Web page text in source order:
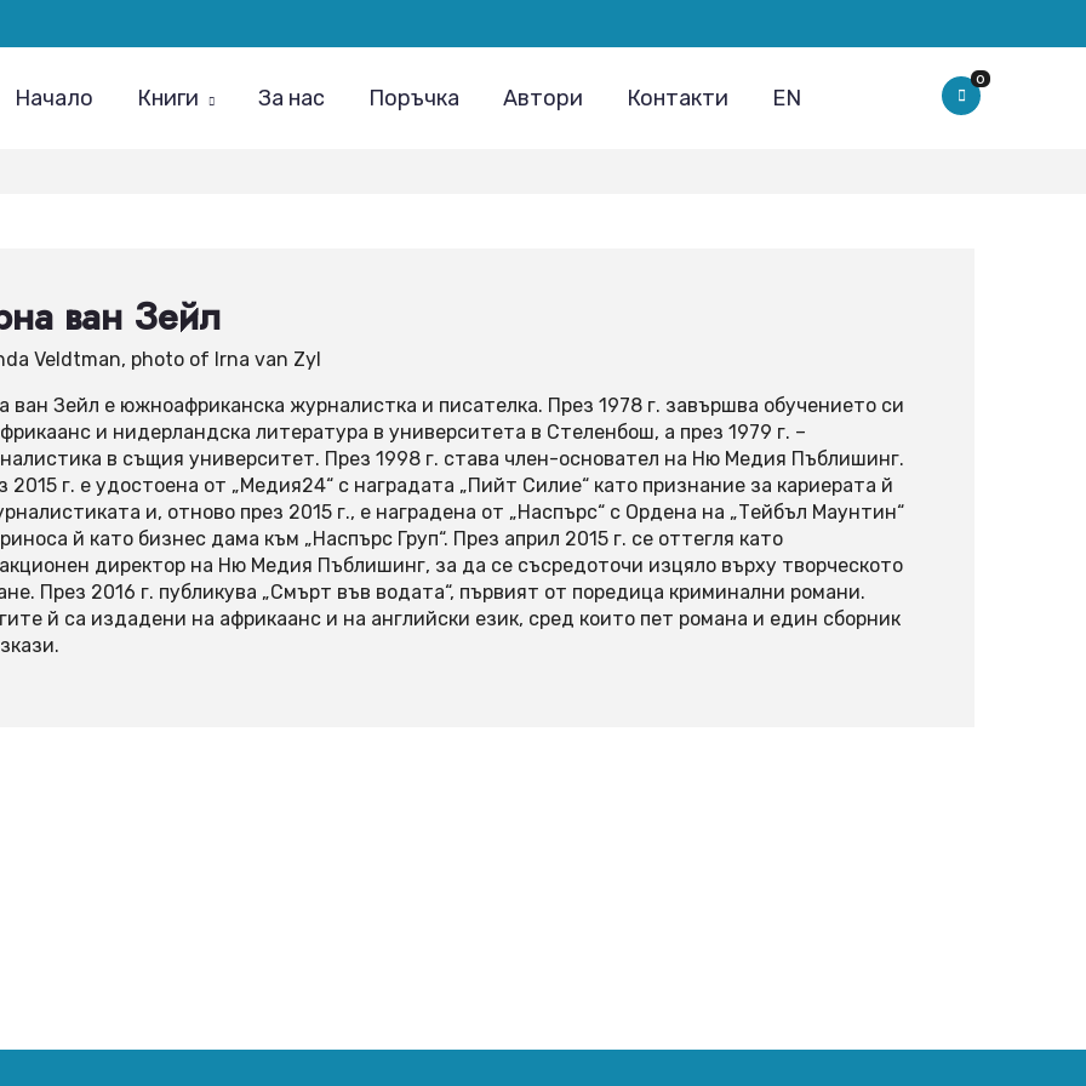
navigation
Начало Книги За нас Поръчка Автори Контакти EN
0
ван Зейл
Veldtman, photo of Irna van Zyl
ван Зейл е южноафриканска журналистка и писателка. През 1978 г. завършва обучението си
и нидерландска литература в университета в Стеленбош, а през 1979 г. –
в същия университет. През 1998 г. става член-основател на Ню Медия Пъблишинг.
2015 г. е удостоена от „Медия24“ с наградата „Пийт Силие“ като признание за кариерата й
и, отново през 2015 г., е наградена от „Наспърс“ с Ордена на „Тейбъл Маунтин“
й като бизнес дама към „Наспърс Груп“. През април 2015 г. се оттегля като
директор на Ню Медия Пъблишинг, за да се съсредоточи изцяло върху творческото
През 2016 г. публикува „Смърт във водата“, първият от поредица криминални романи.
й са издадени на африкаанс и на английски език, сред които пет романа и един сборник